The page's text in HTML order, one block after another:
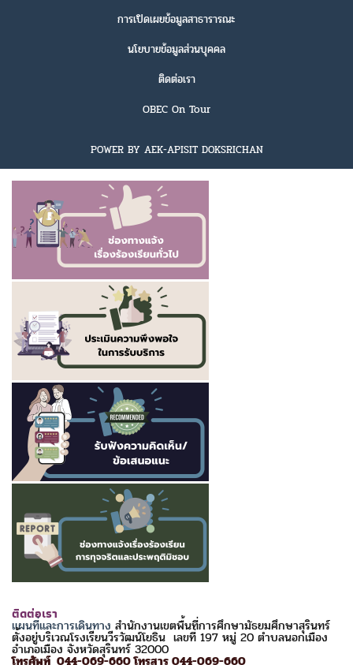
การเปิดเผยข้อมูลสาธารารณะ
นโยบายข้อมูลส่วนบุคคล
ติดต่อเรา
OBEC On Tour
POWER BY AEK-APISIT DOKSRICHAN
ติดต่อเรา
แผนที่และการเดินทางสำนักงานเขตพื้นที่การศึกษามัธยมศึกษาสุรินทร์
ตั้งอยู่บริเวณโรงเรียนวีรวัฒน์โยธิน เลขที่ 197 หมู่ 20 ตำบลนอกเมือง
อำเภอเมือง จังหวัดสุรินทร์ 32000